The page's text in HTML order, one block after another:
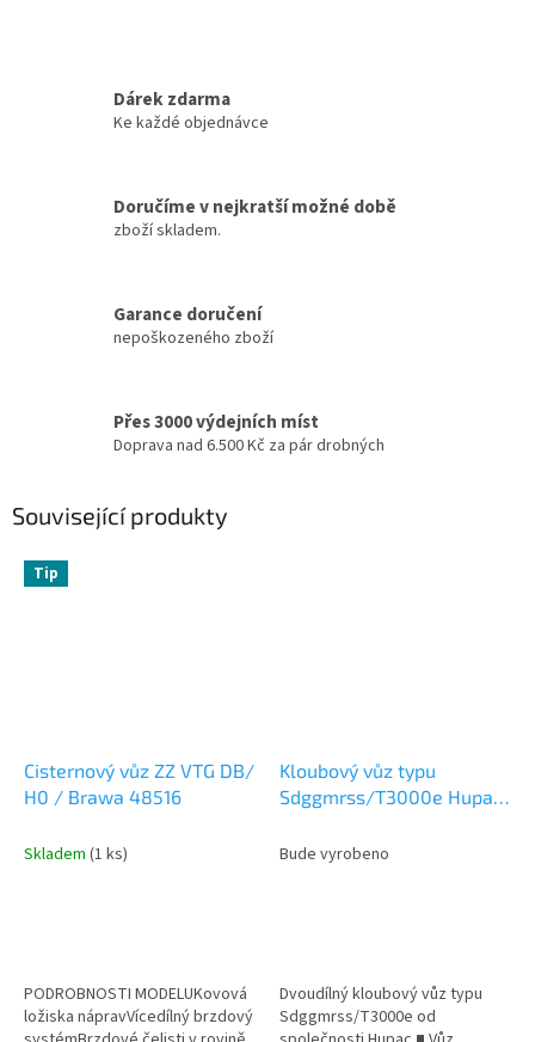
Dárek zdarma
Ke každé objednávce
Doručíme v nejkratší možné době
zboží skladem.
Garance doručení
nepoškozeného zboží
Přes 3000 výdejních míst
Doprava nad 6.500 Kč za pár drobných
Související produkty
Tip
Cisternový vůz ZZ VTG DB/
H0 / Brawa 48516
Skladem (1 ks)
PODROBNOSTI MODELUKovová
ložiska nápravVícedílný brzdový
Kloubový vůz typu
Sdggmrss/T3000e Hupac
Bude vyrobeno
Dvoudílný kloubový vůz typu
Sdggmrss/T3000e od